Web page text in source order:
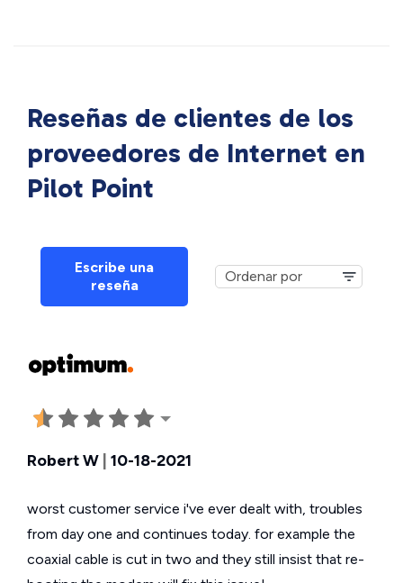
Reseñas de clientes de los
proveedores de Internet en
Pilot Point
Escribe una
reseña
Robert W 10-18-2021
worst customer service i've ever dealt with, troubles
from day one and continues today. for example the
coaxial cable is cut in two and they still insist that re-